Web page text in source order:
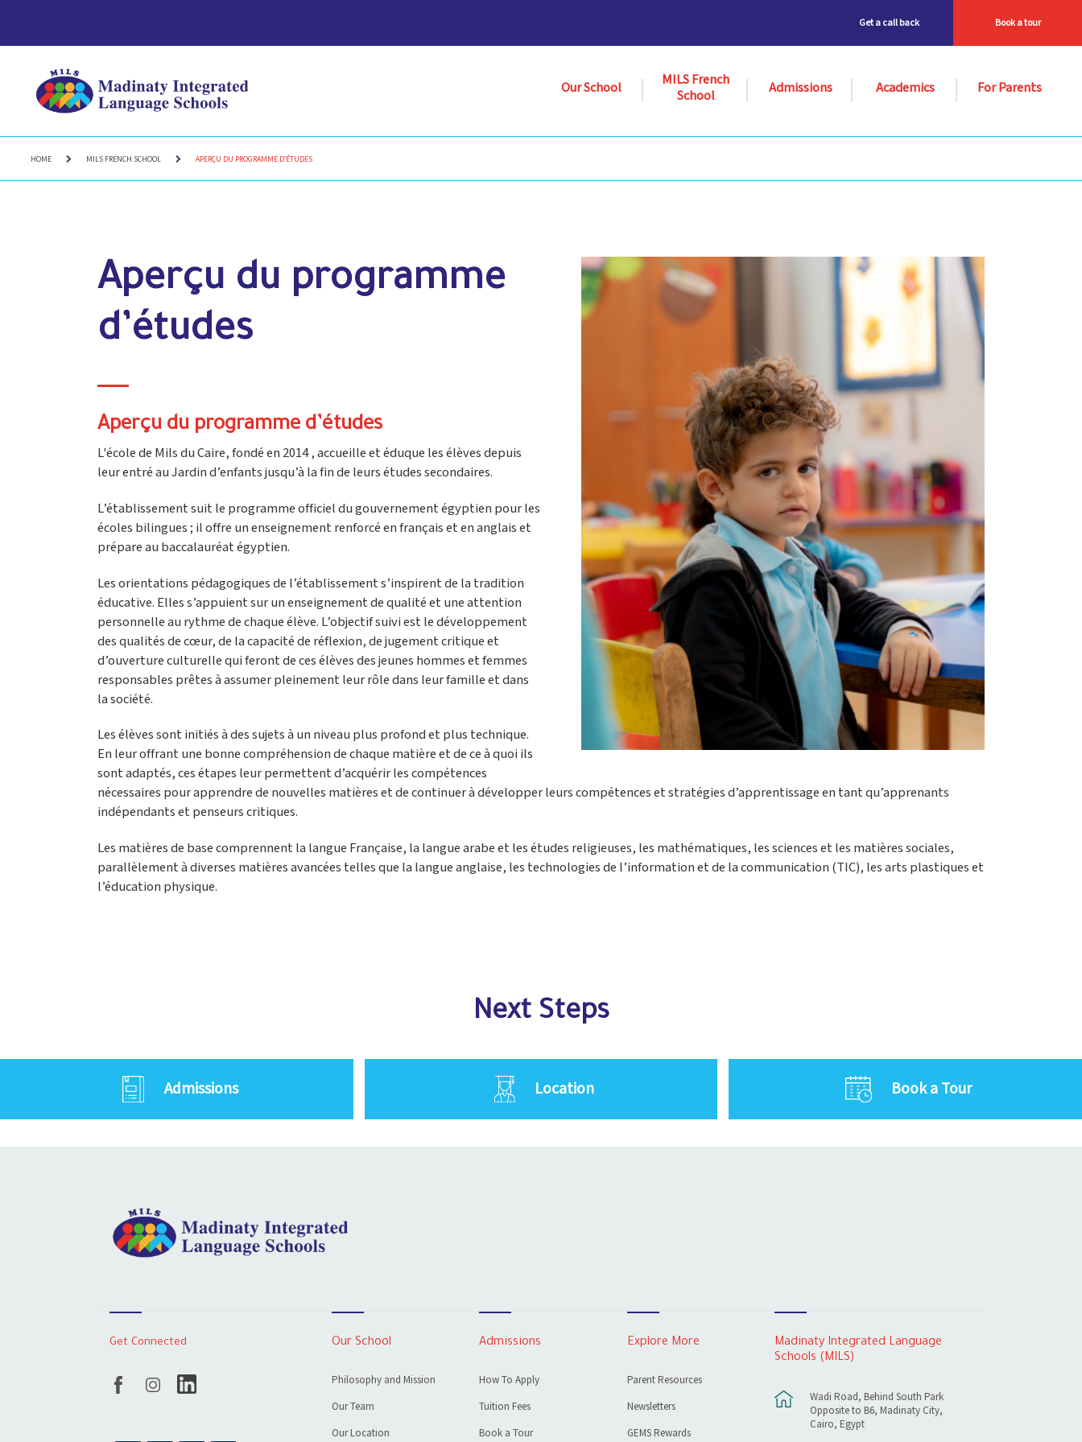
Get a call back Book a tour
Our School
MILS French
School
Admissions Academics For Parents
HOME MILS FRENCH SCHOOL APERÇU DU PROGRAMME D’ÉTUDES
Aperçu du programme
d’études
Aperçu du programme d’études
L'école de Mils du Caire, fondé en 2014 , accueille et éduque les élèves depuis
leur entré au Jardin d’enfants jusqu’à la fin de leurs études secondaires.
L’établissement suit le programme officiel du gouvernement égyptien pour les
écoles bilingues ; il offre un enseignement renforcé en français et en anglais et
prépare au baccalauréat égyptien.
Les orientations pédagogiques de l’établissement s’inspirent de la tradition
éducative. Elles s’appuient sur un enseignement de qualité et une attention
personnelle au rythme de chaque élève. L’objectif suivi est le développement
des qualités de cœur, de la capacité de réflexion, de jugement critique et
d’ouverture culturelle qui feront de ces élèves des jeunes hommes et femmes
responsables prêtes à assumer pleinement leur rôle dans leur famille et dans
la société.
Les élèves sont initiés à des sujets à un niveau plus profond et plus technique.
En leur offrant une bonne compréhension de chaque matière et de ce à quoi ils
sont adaptés, ces étapes leur permettent d’acquérir les compétences
nécessaires pour apprendre de nouvelles matières et de continuer à développer leurs compétences et stratégies d’apprentissage en tant qu’apprenants
indépendants et penseurs critiques.
Les matières de base comprennent la langue Française, la langue arabe et les études religieuses, les mathématiques, les sciences et les matières sociales,
parallèlement à diverses matières avancées telles que la langue anglaise, les technologies de l’information et de la communication (TIC), les arts plastiques et
l’éducation physique.
Next Steps
Admissions Location Book a Tour
Get Connected Our School
Philosophy and Mission
Our Team
Our Location
Admissions
How To Apply
Tuition Fees
Book a Tour
Explore More
Parent Resources
Newsletters
GEMS Rewards
Madinaty Integrated Language
Schools (MILS)
Wadi Road, Behind South Park
Opposite to B6, Madinaty City,
Cairo, Egypt